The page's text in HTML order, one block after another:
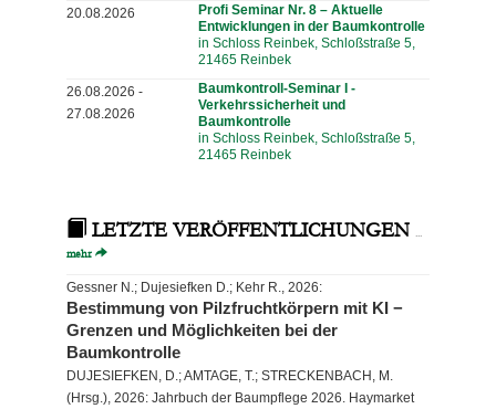
20.08.2026
Profi Seminar Nr. 8 – Aktuelle
Entwicklungen in der Baumkontrolle
in Schloss Reinbek, Schloßstraße 5,
21465 Reinbek
26.08.2026 -
27.08.2026
Baumkontroll-Seminar I -
Verkehrssicherheit und
Baumkontrolle
in Schloss Reinbek, Schloßstraße 5,
21465 Reinbek
LETZTE VERÖFFENTLICHUNGEN
mehr
Gessner N.; Dujesiefken D.; Kehr R., 2026:
Bestimmung von Pilzfruchtkörpern mit KI −
Grenzen und Möglichkeiten bei der
Baumkontrolle
DUJESIEFKEN, D.; AMTAGE, T.; STRECKENBACH, M.
(Hrsg.), 2026: Jahrbuch der Baumpflege 2026. Haymarket